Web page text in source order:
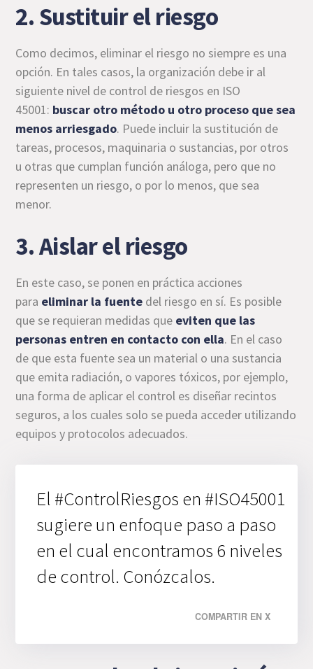
2. Sustituir el riesgo
Como decimos, eliminar el riesgo no siempre es una
opción. En tales casos, la organización debe ir al
siguiente nivel de control de riesgos en ISO
45001: buscar otro método u otro proceso que sea
menos arriesgado. Puede incluir la sustitución de
tareas, procesos, maquinaria o sustancias, por otros
u otras que cumplan función análoga, pero que no
representen un riesgo, o por lo menos, que sea
menor.
3. Aislar el riesgo
En este caso, se ponen en práctica acciones
para eliminar la fuente del riesgo en sí. Es posible
que se requieran medidas que eviten que las
personas entren en contacto con ella. En el caso
de que esta fuente sea un material o una sustancia
que emita radiación, o vapores tóxicos, por ejemplo,
una forma de aplicar el control es diseñar recintos
seguros, a los cuales solo se pueda acceder utilizando
equipos y protocolos adecuados.
El #ControlRiesgos en #ISO45001
sugiere un enfoque paso a paso
en el cual encontramos 6 niveles
de control. Conózcalos.
COMPARTIR EN X